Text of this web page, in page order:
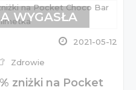
2021-05-12
Zdrowie
zniżki na Pocket
WYGASŁA